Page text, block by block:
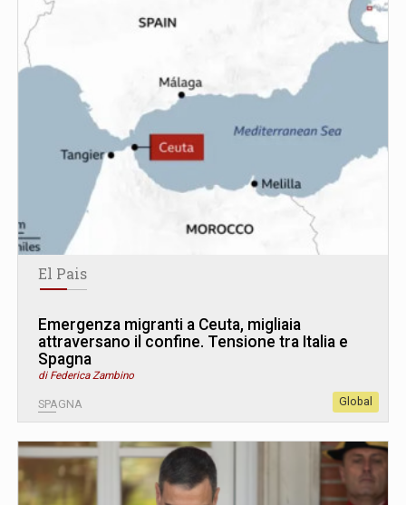
El Pais
Emergenza migranti a Ceuta, migliaia
attraversano il confine. Tensione tra Italia e
Spagna
di Federica Zambino
SPAGNA Global